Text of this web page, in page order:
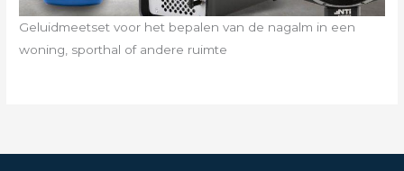
Geluidmeetset voor het bepalen van de nagalm in een
woning, sporthal of andere ruimte